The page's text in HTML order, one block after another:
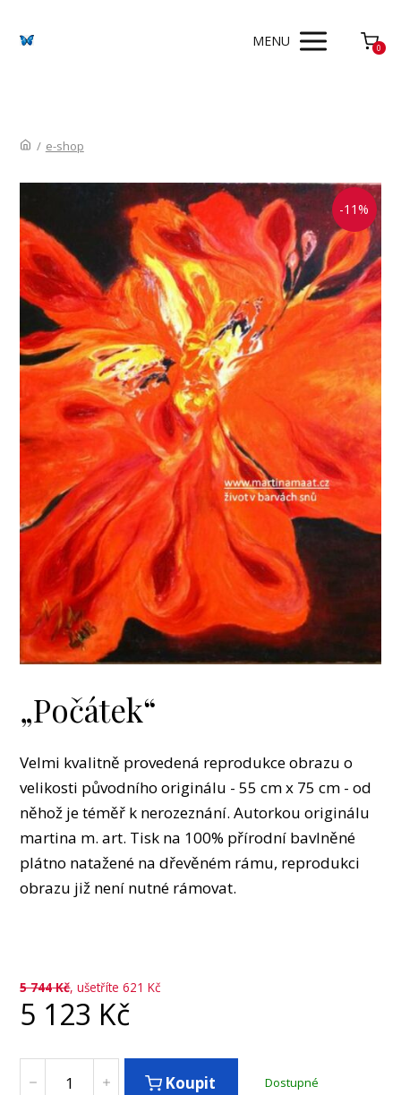
MENU 0
/ e-shop
-11%
„Počátek“
Velmi kvalitně provedená reprodukce obrazu o
velikosti původního originálu - 55 cm x 75 cm - od
něhož je téměř k nerozeznání. Autorkou originálu
martina m. art. Tisk na 100% přírodní bavlněné
plátno natažené na dřevěném rámu, reprodukci
obrazu již není nutné rámovat.
5 744Kč, ušetříte 621 Kč
5 123 Kč
Koupit Dostupné